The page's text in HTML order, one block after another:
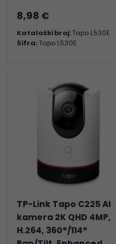
8,98 €
Kataloški broj:Tapo L530E
Šifra:Tapo L530E
TP-Link Tapo C225 AI
kamera 2K QHD 4MP,
H.264, 360°/114°